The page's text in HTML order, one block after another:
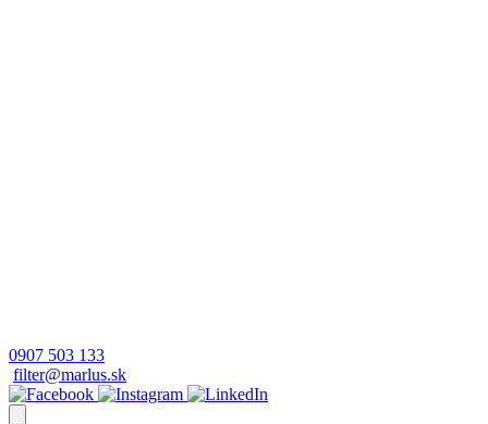
0907 503 133
filter@marlus.sk